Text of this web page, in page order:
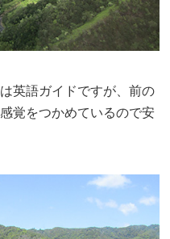
英語ガイドですが、前の
覚をつかめているので安